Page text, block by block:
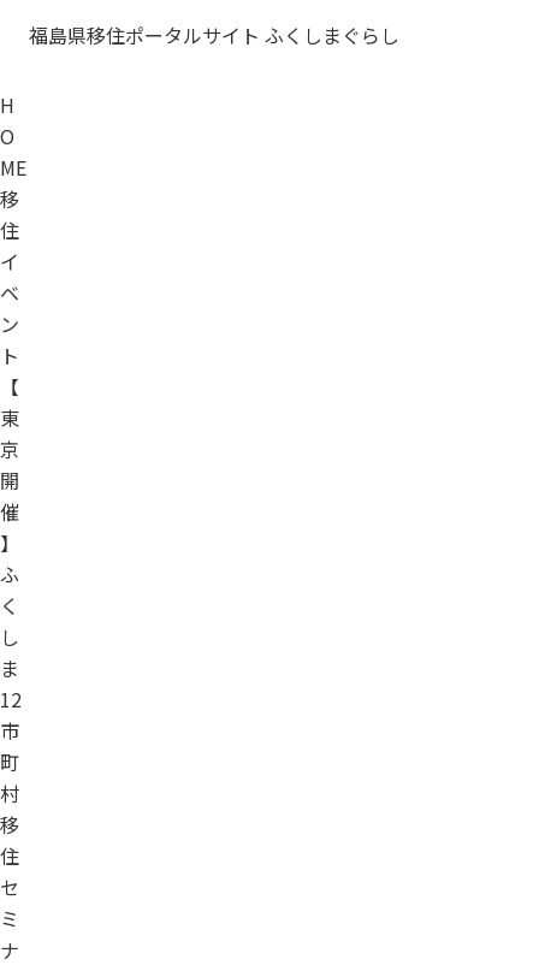
福島県移住ポータルサイト ふくしまぐらし
H
O
ME
移
住
イ
ベ
ン
ト
【
東
京
開
催
】
ふ
く
し
ま
12
市
町
村
移
住
セ
ミ
ナ